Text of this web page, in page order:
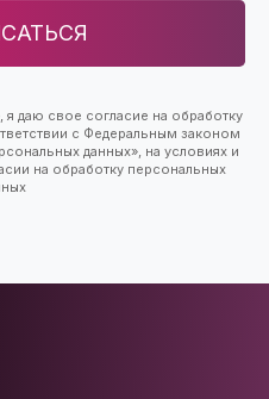
даю свое согласие на обработку
с Федеральным законом
данных», на условиях и
на обработку персональных